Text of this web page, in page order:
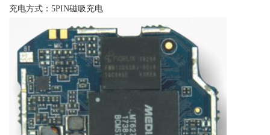
充电方式：5PIN磁吸充电